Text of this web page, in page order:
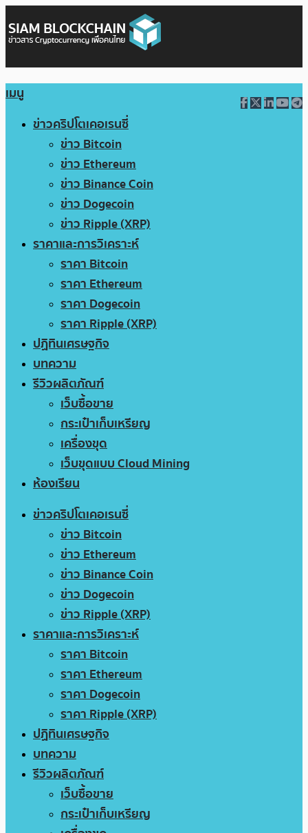
เมนู
ข่าวคริปโตเคอเรนซี่
ข่าว Bitcoin
ข่าว Ethereum
ข่าว Binance Coin
ข่าว Dogecoin
ข่าว Ripple (XRP)
ราคาและการวิเคราะห์
ราคา Bitcoin
ราคา Ethereum
ราคา Dogecoin
ราคา Ripple (XRP)
ปฏิทินเศรษฐกิจ
บทความ
รีวิวผลิตภัณฑ์
เว็บซื้อขาย
กระเป๋าเก็บเหรียญ
เครื่องขุด
เว็บขุดแบบ Cloud Mining
ห้องเรียน
ข่าวคริปโตเคอเรนซี่
ข่าว Bitcoin
ข่าว Ethereum
ข่าว Binance Coin
ข่าว Dogecoin
ข่าว Ripple (XRP)
ราคาและการวิเคราะห์
ราคา Bitcoin
ราคา Ethereum
ราคา Dogecoin
ราคา Ripple (XRP)
ปฏิทินเศรษฐกิจ
บทความ
รีวิวผลิตภัณฑ์
เว็บซื้อขาย
กระเป๋าเก็บเหรียญ